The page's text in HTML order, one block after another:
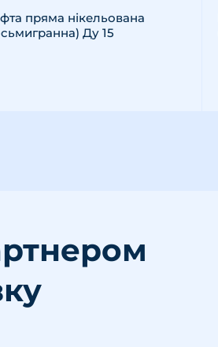
пряма нікельована
Ду 15